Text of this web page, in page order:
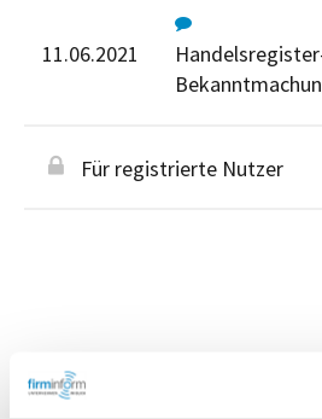
11.06.2021
Für registrierte Nutzer
Personen im Unternehmen